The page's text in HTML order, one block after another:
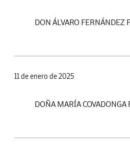
DON ÁLVARO FERNÁNDEZ
11 de enero de 2025
DOÑA MARÍA COVADONGA